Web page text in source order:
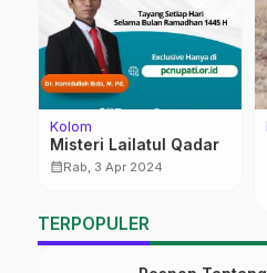
Kolom
Misteri Lailatul Qadar
calendar_monthRab, 3 Apr 2024
TERPOPULER